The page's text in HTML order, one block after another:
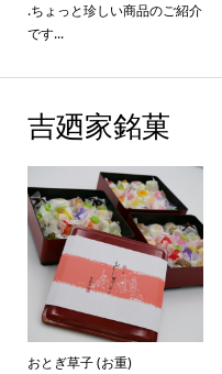
.ちょっと珍しい商品のご紹介
です...
吉廼家銘菓
おとぎ草子 (お重)